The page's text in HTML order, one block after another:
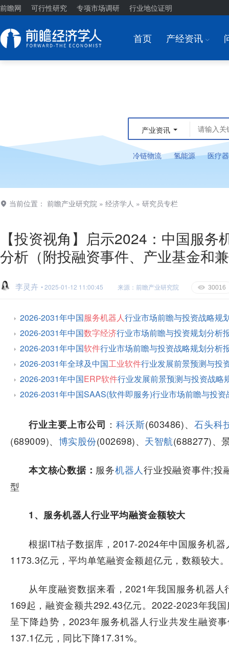
前瞻网 可行性研究 专项市场调研 行业地位证明
首页 产经资讯 I
产业资讯
冷链物流 氢能源 医疗
当前位置： 前瞻产业研究院 » 经济学人 » 研究员专栏
【投资视角】启示2024：中国服
分析（附投融资事件、产业基金和
李灵卉 • 2025-01-12 11:00:45 来源：前瞻产业研究院 E 30016
2026-2031年中国服务机器人行业市场前瞻与投资战略规
2026-2031年中国数字经济行业市场前瞻与投资规划分析
2026-2031年中国软件行业市场前瞻与投资战略规划分析
2026-2031年全球及中国工业软件行业发展前景预测与投
2026-2031年中国ERP软件行业发展前景预测与投资战略
2026-2031年中国SAAS(软件即服务)行业市场前瞻与投
行业主要上市公司 ：科沃斯(603486)、石头科
(689009)、 博实股份(002698)、 天智航(688277)、
本文核心数据： 服务机器人行业投融资事件;投
型
1、服务机器人行业平均融资金额较大
根据IT桔子数据库，2017-2024年中国服务机
1173.3亿元，平均单笔融资金额超亿元，数额较大。
从年度融资数据来看，2021年我国服务机器
169起，融资金额共292.43亿元。2022-2023年我
呈下降趋势，2023年服务机器人行业共发生融资
137.1亿元，同比下降17.31%。